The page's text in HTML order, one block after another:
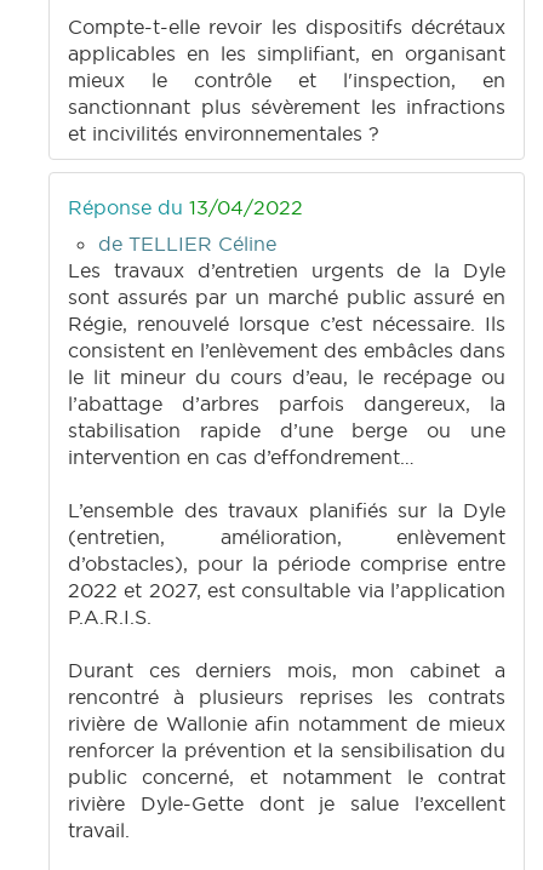
Compte-t-elle revoir les dispositifs décrétaux
applicables en les simplifiant, en organisant
mieux le contrôle et l'inspection, en
sanctionnant plus sévèrement les infractions
et incivilités environnementales ?
Réponse du 13/04/2022
de TELLIER Céline
Les travaux d’entretien urgents de la Dyle
sont assurés par un marché public assuré en
Régie, renouvelé lorsque c’est nécessaire. Ils
consistent en l’enlèvement des embâcles dans
le lit mineur du cours d’eau, le recépage ou
l’abattage d’arbres parfois dangereux, la
stabilisation rapide d’une berge ou une
intervention en cas d’effondrement…
L’ensemble des travaux planifiés sur la Dyle
(entretien, amélioration, enlèvement
d’obstacles), pour la période comprise entre
2022 et 2027, est consultable via l’application
P.A.R.I.S.
Durant ces derniers mois, mon cabinet a
rencontré à plusieurs reprises les contrats
rivière de Wallonie afin notamment de mieux
renforcer la prévention et la sensibilisation du
public concerné, et notamment le contrat
rivière Dyle-Gette dont je salue l’excellent
travail.